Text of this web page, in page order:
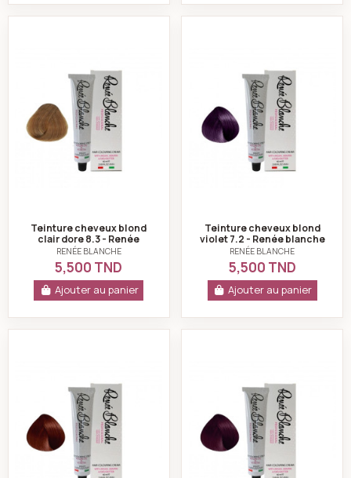
Teinture cheveux blond
clair dore 8.3 - Renée
blanche
RENÉE BLANCHE
5,500 TND
Ajouter au panier
Teinture cheveux blond
violet 7.2 - Renée blanche
RENÉE BLANCHE
5,500 TND
Ajouter au panier